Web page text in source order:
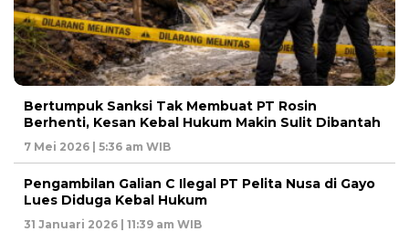
Bertumpuk Sanksi Tak Membuat PT Rosin
Berhenti, Kesan Kebal Hukum Makin Sulit Dibantah
7 Mei 2026 | 5:36 am WIB
Pengambilan Galian C Ilegal PT Pelita Nusa di Gayo
Lues Diduga Kebal Hukum
31 Januari 2026 | 11:39 am WIB